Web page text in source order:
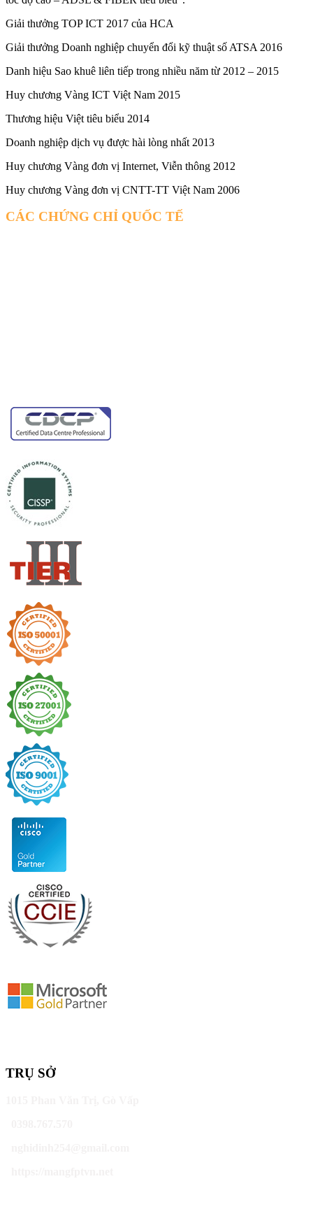
Giải thưởng TOP ICT 2017 của HCA
Giải thưởng Doanh nghiệp chuyển đổi kỹ thuật số ATSA 2016
Danh hiệu Sao khuê liên tiếp trong nhiều năm từ 2012 – 2015
Huy chương Vàng ICT Việt Nam 2015
Thương hiệu Việt tiêu biểu 2014
Doanh nghiệp dịch vụ được hài lòng nhất 2013
Huy chương Vàng đơn vị Internet, Viễn thông 2012
Huy chương Vàng đơn vị CNTT-TT Việt Nam 2006
CÁC CHỨNG CHỈ QUỐC TẾ
TRỤ SỞ